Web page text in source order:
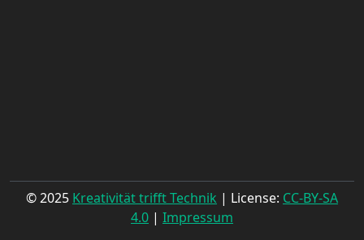
© 2025 Kreativität trifft Technik | License: CC-BY-SA
4.0 | Impressum